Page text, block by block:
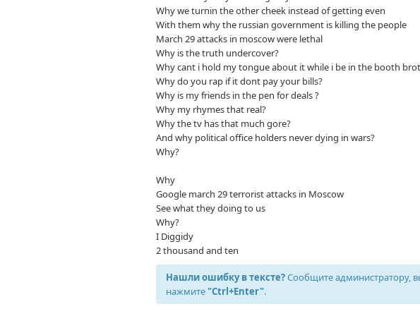
Why we turnin the other cheek instead of getting even
With them why the russian government is killing the people
March 29 attacks in moscow were lethal
Why is the truth undercover?
Why cant i hold my tongue about it while i be in the booth
Why do you rap if it dont pay your bills?
Why is my friends in the pen for deals ?
Why my rhymes that real?
Why the tv has that much gore?
And why political office holders never dying in wars?
Why?
Why
Google march 29 terrorist attacks in Moscow
See what they doing to us
Why?
I Diggidy
2 thousand and ten
Нашли ошибку в тексте?Сообщите администратору,
нажмите "Ctrl+Enter".